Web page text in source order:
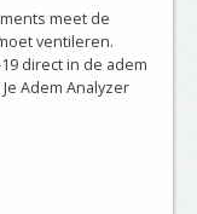
meet de
ventileren.
direct in de adem
Adem Analyzer